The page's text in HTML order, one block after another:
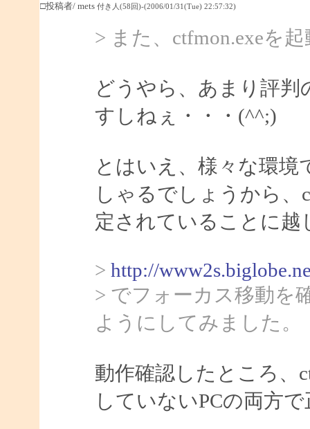
□投稿者/ mets 付き人(58回)-(2006/01/31(Tue) 22:57:32)
> また、ctfmon.exeを
どうやら、あまり評
すしねぇ・・・(^^;)
とはいえ、様々な環
しゃるでしょうから、
定されていることに
> http://
> でフォーカス移動を
ようにしてみました。
動作確認したところ、
していないPCの両方